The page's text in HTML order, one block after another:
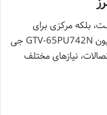
بلکه مرکزی برای
اتصال انواع دستگاه ها و محتواهاست. تلویزیون GTV-65PU742N جی
نیازهای مختلف